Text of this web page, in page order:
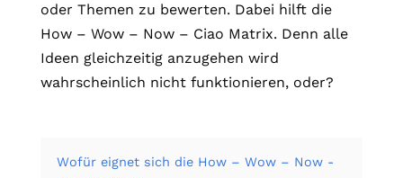
oder Themen zu bewerten. Dabei hilft die
How – Wow – Now – Ciao Matrix. Denn alle
Ideen gleichzeitig anzugehen wird
wahrscheinlich nicht funktionieren, oder?
Wofür eignet sich die How – Wow – Now -